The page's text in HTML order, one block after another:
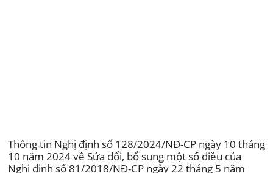
Thông tin Nghị định số 128/2024/NĐ-CP ngày 10 tháng
10 năm 2024 về Sửa đổi, bổ sung một số điều của
Nghị định số 81/2018/NĐ-CP ngày 22 tháng 5 năm